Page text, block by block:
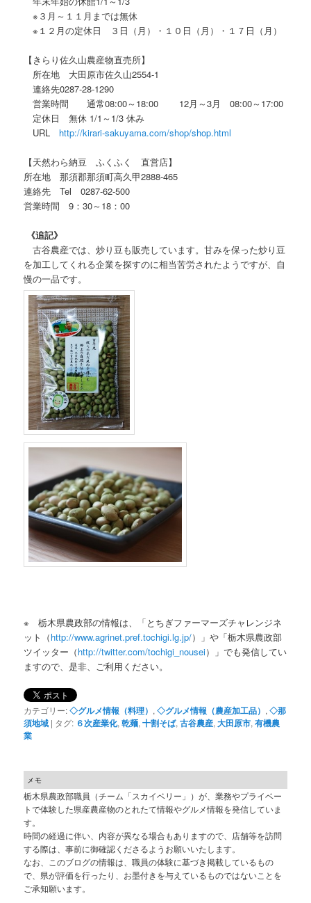
※３月～１１月までは無休
※１２月の定休日 ３日（月）・１０日（月）・１７日（月）
【きらり佐久山農産物直売所】
所在地 大田原市佐久山2554-1
連絡先0287-28-1290
営業時間 通常08:00～18:00 12月～3月 08:00～17:00
定休日 無休 1/1～1/3 休み
URL http://kirari-sakuyama.com/shop/shop.html
【天然わら納豆 ふくふく 直営店】
所在地那須郡那須町高久甲2888-465
連絡先 Tel0287-62-500
営業時間 9：30～ 18：00
《追記》
古谷農産では、炒り豆も販売しています。甘みを保った炒り豆
を加工してくれる企業を探すのに相当苦労されたようですが、自
慢の一品です。
※ 栃木県農政部の情報は、「とちぎファーマーズチャレンジネ
ット（http://www.agrinet.pref.tochigi.lg.jp/）」や「栃木県農政部
ツイッター（http://twitter.com/tochigi_nousei）」でも発信してい
ますので、是非、ご利用ください。
カテゴリー:◇グルメ情報（料理） ,◇グルメ情報（農産加工品） ,◇那
須地域 | タグ: ６次産業化,乾麺,十割そば,古谷農産,大田原市,有機農
業
メモ
栃木県農政部職員（チーム「スカイベリー」）が、業務やプライベー
トで体験した県産農産物のとれたて情報やグルメ情報を発信していま
す。
時間の経過に伴い、内容が異なる場合もありますので、店舗等を訪問
する際は、事前に御確認くださるようお願いいたします。
なお、このブログの情報は、職員の体験に基づき掲載しているもの
で、県が評価を行ったり、お墨付きを与えているものではないことを
ご承知願います。